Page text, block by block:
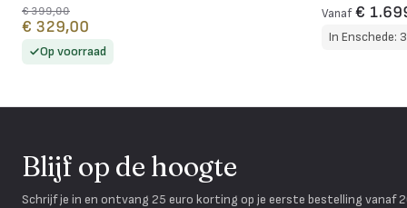
€ 399,00
€ 329,00
Op voorraad
Vanaf €
In Enschede:
Blijf op de hoogte
Schrijf je in en ontvang 25 euro korting op je eerste bestelling vanaf